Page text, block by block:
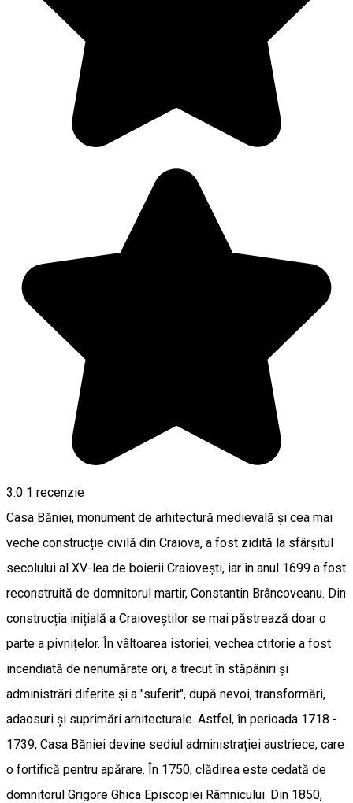
3.0 1 recenzie
Casa Băniei, monument de arhitectură medievală și cea mai
veche construcție civilă din Craiova, a fost zidită la sfârșitul
secolului al XV-lea de boierii Craiovești, iar în anul 1699 a fost
reconstruită de domnitorul martir, Constantin Brâncoveanu. Din
construcția inițială a Craioveștilor se mai păstrează doar o
parte a pivnițelor. În vâltoarea istoriei, vechea ctitorie a fost
incendiată de nenumărate ori, a trecut în stăpâniri și
administrări diferite și a "suferit", după nevoi, transformări,
adaosuri și suprimări arhitecturale. Astfel, în perioada 1718 -
1739, Casa Băniei devine sediul administrației austriece, care
o fortifică pentru apărare. În 1750, clădirea este cedată de
domnitorul Grigore Ghica Episcopiei Râmnicului. Din 1850,